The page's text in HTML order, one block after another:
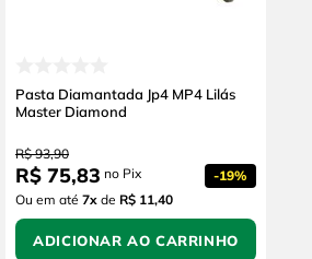
Pasta Diamantada Jp4 MP4 Lilás
Master Diamond
R$ 93,90
R$ 75,83 no Pix -19%
Ou em até 7x de R$ 11,40
ADICIONAR AO CARRINHO